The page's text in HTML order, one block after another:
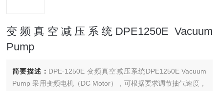
变频真空减压系统DPE1250E Vacuum
Pump
简要描述： DPE-1250E 变频真空减压系统DPE1250E Vacuum
Pump 采用变频电机（DC Motor），可根据要求调节抽气速度，